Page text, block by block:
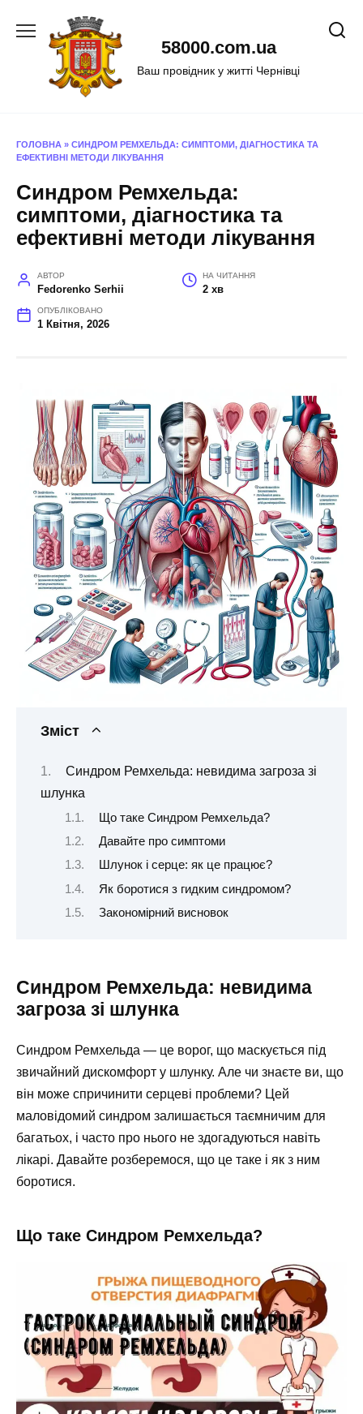
58000.com.ua
Ваш провідник у житті Чернівці
ГОЛОВНА » СИНДРОМ РЕМХЕЛЬДА: СИМПТОМИ, ДІАГНОСТИКА ТА
ЕФЕКТИВНІ МЕТОДИ ЛІКУВАННЯ
Синдром Ремхельда:
симптоми, діагностика та
ефективні методи лікування
АВТОР
Fedorenko Serhii
НА ЧИТАННЯ
2 хв
ОПУБЛІКОВАНО
1 Квітня, 2026
Зміст
Синдром Ремхельда: невидима загроза зі
шлунка
Що таке Синдром Ремхельда?
Давайте про симптоми
Шлунок і серце: як це працює?
Як боротися з гидким синдромом?
Закономірний висновок
Синдром Ремхельда: невидима
загроза зі шлунка
Синдром Ремхельда — це ворог, що маскується під
звичайний дискомфорт у шлунку. Але чи знаєте ви, що
він може спричинити серцеві проблеми? Цей
маловідомий синдром залишається таємничим для
багатьох, і часто про нього не здогадуються навіть
лікарі. Давайте розберемося, що це таке і як з ним
боротися.
Що таке Синдром Ремхельда?